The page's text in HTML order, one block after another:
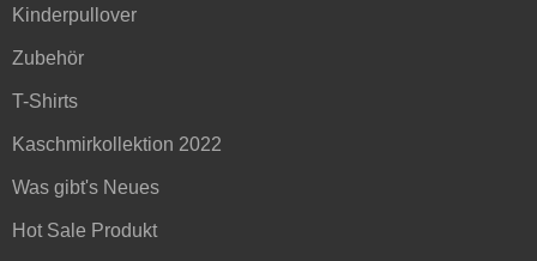
Kinderpullover
Zubehör
T-Shirts
Kaschmirkollektion 2022
Was gibt's Neues
Hot Sale Produkt